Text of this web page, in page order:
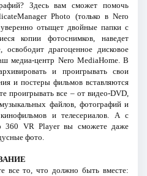
Здесь вам сможет помочь
Photo (только в Nero
отыщет двойные папки с
копии фотоснимков, наведет
драгоценное дисковое
медиа-центр Nero MediaHome. В
и проигрывать свои
и постеры фильмов вставляются
проигрывать все – от видео-DVD,
файлов, фотографий и
и телесериалов. А с
360 VR Player вы сможете даже
фото.
все то, что должно быть вместе: